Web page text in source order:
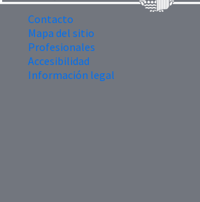
Contacto
Mapa del sitio
Profesionales
Accesibilidad
Información legal